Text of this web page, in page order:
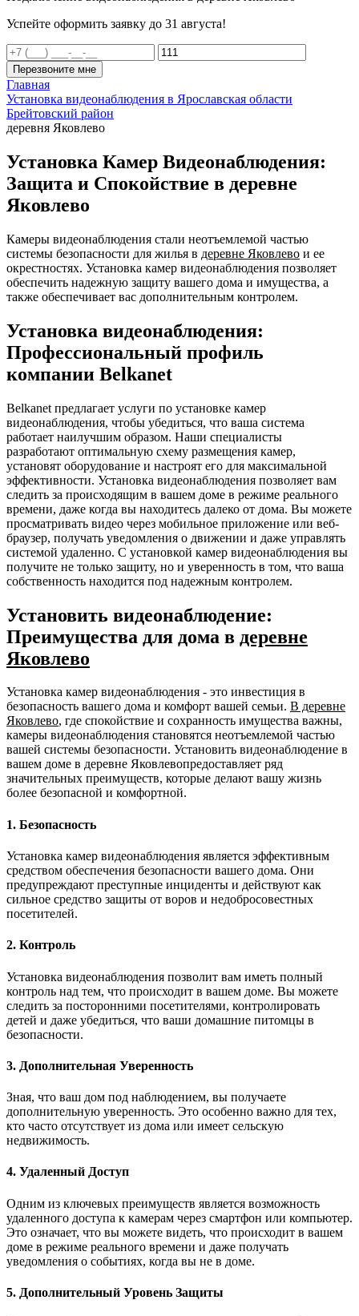
Успейте оформить заявку до 31 августа!
Перезвоните мне
Главная
Установка видеонаблюдения в Ярославская области
Брейтовский район
деревня Яковлево
Установка Камер Видеонаблюдения:
Защита и Спокойствие в деревне
Яковлево
Камеры видеонаблюдения стали неотъемлемой частью
системы безопасности для жилья в деревне Яковлево и ее
окрестностях. Установка камер видеонаблюдения позволяет
обеспечить надежную защиту вашего дома и имущества, а
также обеспечивает вас дополнительным контролем.
Установка видеонаблюдения:
Профессиональный профиль
компании Belkanet
Belkanet предлагает услуги по установке камер
видеонаблюдения, чтобы убедиться, что ваша система
работает наилучшим образом. Наши специалисты
разработают оптимальную схему размещения камер,
установят оборудование и настроят его для максимальной
эффективности. Установка видеонаблюдения позволяет вам
следить за происходящим в вашем доме в режиме реального
времени, даже когда вы находитесь далеко от дома. Вы можете
просматривать видео через мобильное приложение или веб-
браузер, получать уведомления о движении и даже управлять
системой удаленно. С установкой камер видеонаблюдения вы
получите не только защиту, но и уверенность в том, что ваша
собственность находится под надежным контролем.
Установить видеонаблюдение:
Преимущества для дома в деревне
Яковлево
Установка камер видеонаблюдения - это инвестиция в
безопасность вашего дома и комфорт вашей семьи. В деревне
Яковлево, где спокойствие и сохранность имущества важны,
камеры видеонаблюдения становятся неотъемлемой частью
вашей системы безопасности. Установить видеонаблюдение в
вашем доме в деревне Яковлевопредоставляет ряд
значительных преимуществ, которые делают вашу жизнь
более безопасной и комфортной.
1. Безопасность
Установка камер видеонаблюдения является эффективным
средством обеспечения безопасности вашего дома. Они
предупреждают преступные инциденты и действуют как
сильное средство защиты от воров и недобросовестных
посетителей.
2. Контроль
Установка видеонаблюдения позволит вам иметь полный
контроль над тем, что происходит в вашем доме. Вы можете
следить за посторонними посетителями, контролировать
детей и даже убедиться, что ваши домашние питомцы в
безопасности.
3. Дополнительная Уверенность
Зная, что ваш дом под наблюдением, вы получаете
дополнительную уверенность. Это особенно важно для тех,
кто часто отсутствует из дома или имеет сельскую
недвижимость.
4. Удаленный Доступ
Одним из ключевых преимуществ является возможность
удаленного доступа к камерам через смартфон или компьютер.
Это означает, что вы можете видеть, что происходит в вашем
доме в режиме реального времени и даже получать
уведомления о событиях, когда вы не в доме.
5. Дополнительный Уровень Защиты